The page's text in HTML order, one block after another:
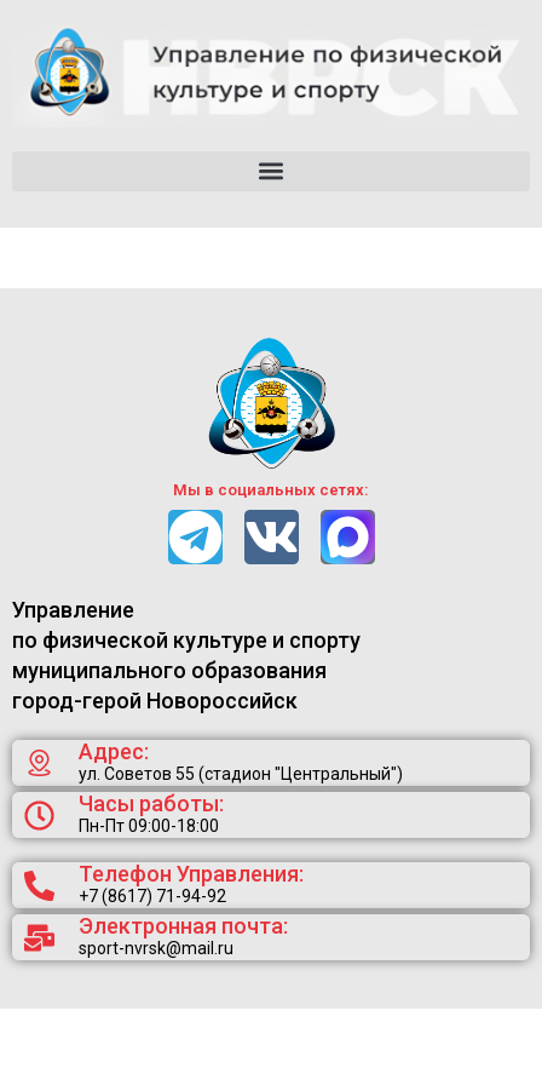
Мы в социальных сетях:
Управление
по физической культуре и спорту
муниципального образования
город-герой Новороссийск
Адрес:
ул. Советов 55 (стадион "Центральный")
Часы работы:
Пн-Пт 09:00-18:00
Телефон Управления:
+7 (8617) 71-94-92
Электронная почта:
sport-nvrsk@mail.ru